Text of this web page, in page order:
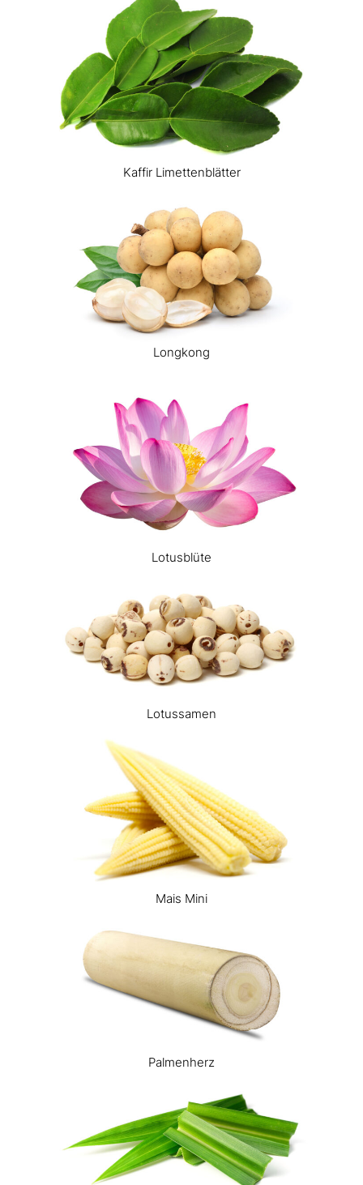
Kaffir Limettenblätter
Longkong
Lotusblüte
Lotussamen
Mais Mini
Palmenherz